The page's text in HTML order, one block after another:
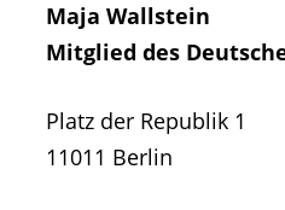
Maja Wallstein
Mitglied des
Platz der Republik 1
11011 Berlin